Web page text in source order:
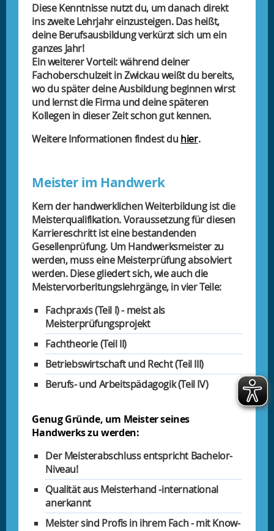
Diese Kenntnisse nutzt du, um danach direkt
ins zweite Lehrjahr einzusteigen. Das heißt,
deine Berufsausbildung verkürzt sich um ein
ganzes Jahr!
Ein weiterer Vorteil: während deiner
Fachoberschulzeit in Zwickau weißt du bereits,
wo du später deine Ausbildung beginnen wirst
und lernst die Firma und deine späteren
Kollegen in dieser Zeit schon gut kennen.
Weitere Informationen findest du hier.
Meister im Handwerk
Kern der handwerklichen Weiterbildung ist die
Meisterqualifikation. Voraussetzung für diesen
Karriereschritt ist eine bestandenden
Gesellenprüfung. Um Handwerksmeister zu
werden, muss eine Meisterprüfung absolviert
werden. Diese gliedert sich, wie auch die
Meistervorberitungslehrgänge, in vier Teile:
Fachpraxis (Teil I) - meist als
Meisterprüfungsprojekt
Fachtheorie (Teil II)
Betriebswirtschaft und Recht (Teil III)
Berufs- und Arbeitspädagogik (Teil IV)
Genug Gründe, um Meister seines
Handwerks zu werden:
Der Meisterabschluss entspricht Bachelor-
Niveau!
Qualität aus Meisterhand -international
anerkannt
Meister sind Profis in ihrem Fach - mit Know-